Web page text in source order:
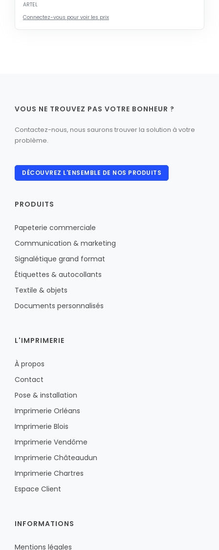
ARTEL
Connectez-vous pour voir les prix
VOUS NE TROUVEZ PAS VOTRE BONHEUR ?
Contactez-nous, nous saurons trouver la solution à votre
problème.
DÉCOUVREZ L'ENSEMBLE DE NOS PRODUITS
PRODUITS
Papeterie commerciale
Communication & marketing
Signalétique grand format
Étiquettes & autocollants
Textile & objets
Documents personnalisés
L'IMPRIMERIE
À propos
Contact
Pose & installation
Imprimerie Orléans
Imprimerie Blois
Imprimerie Vendôme
Imprimerie Châteaudun
Imprimerie Chartres
Espace Client
INFORMATIONS
Mentions légales